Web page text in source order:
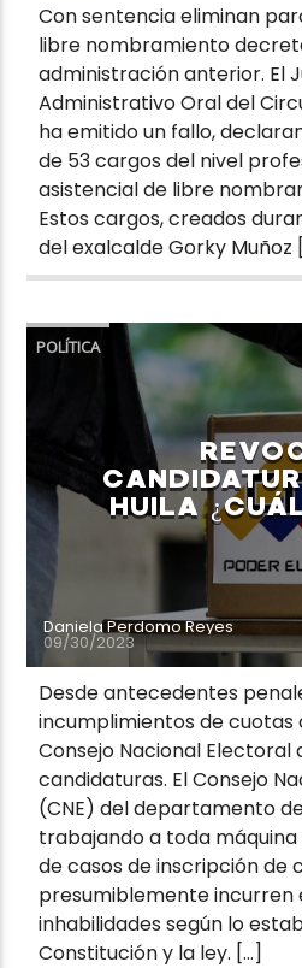
Con sentencia eliminan
libre nombramiento
administración anterior. El
Administrativo Oral del
ha emitido un fallo,
de 53 cargos del nivel
asistencial de libre
Estos cargos, creados
del exalcalde Gorky Muñoz
POLÍTICA
HUILA
Daniela Perdomo Reyes
09/30/2023
Desde antecedentes
incumplimientos de cuotas
Consejo Nacional Electoral
candidaturas. El Consejo
(CNE) del departamento
trabajando a toda
de casos de inscripción de
presumiblemente incurren
inhabilidades según lo
Constitución y la ley. […]